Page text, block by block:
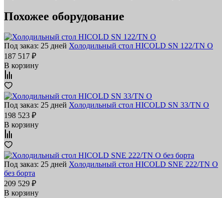
Похожее оборудование
Под заказ: 25 дней Холодильный стол HICOLD SN 122/TN O
187 517 ₽
В корзину
Под заказ: 25 дней Холодильный стол HICOLD SN 33/TN O
198 523 ₽
В корзину
Под заказ: 25 дней Холодильный стол HICOLD SNE 222/TN O
без борта
209 529 ₽
В корзину